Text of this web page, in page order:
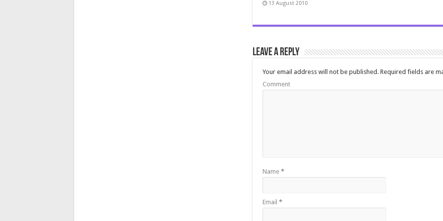
13 August 2010
Leave a Reply
Your email address will not be published.Required fields are
Comment
Name *
Email *